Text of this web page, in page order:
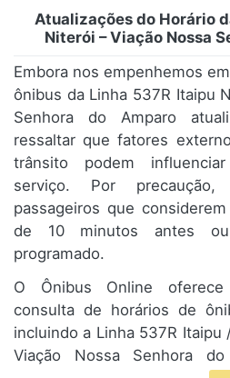
Atualizações do Horário
Niterói – Viação Nossa
Embora nos empenhemos
ônibus da Linha 537R Itaipu
Senhora do Amparo
ressaltar que fatores
trânsito podem
serviço. Por precaução,
passageiros que
de 10 minutos antes
programado.
O Ônibus Online
consulta de horários de
incluindo a Linha 537R
Viação Nossa Senhora